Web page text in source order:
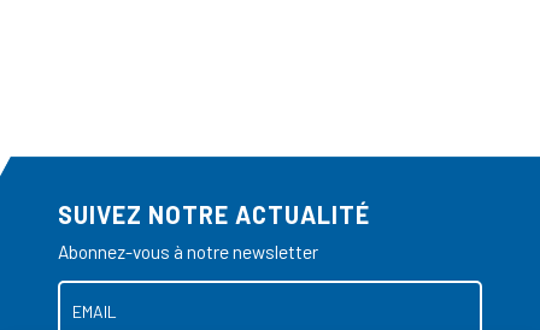
SUIVEZ NOTRE ACTUALITÉ
Abonnez-vous à notre newsletter